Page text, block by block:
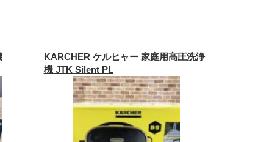
KARCHER ケルヒャー 家庭用高圧洗浄
機 JTK Silent PL